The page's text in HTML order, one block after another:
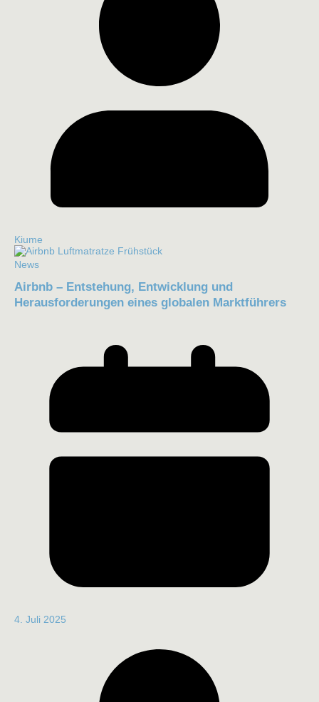
Kiume
News
Airbnb – Entstehung, Entwicklung und
Herausforderungen eines globalen Marktführers
4. Juli 2025